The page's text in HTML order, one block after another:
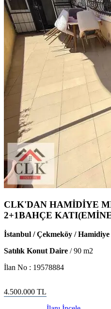
CLK'DAN HAMİDİYE
2+1BAHÇE
İstanbul / Çekmeköy /
Satılık Konut Daire /90 m2
İlan No : 19578884
4.500.000 TL